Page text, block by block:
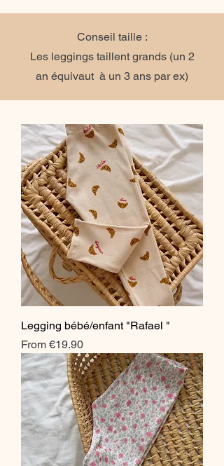
Conseil taille :
Les leggings taillent grands (un 2
an équivaut à un 3 ans par ex)
Legging bébé/enfant "Rafael "
From €19.90
Sale Price